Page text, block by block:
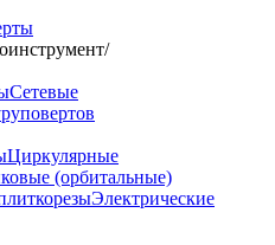
/
Сетевые
Циркулярные
(орбитальные)
Электрические